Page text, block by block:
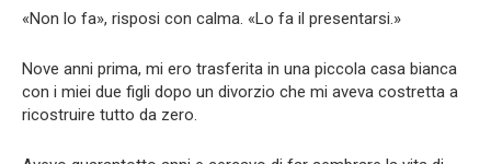
«Non lo fa», risposi con calma. «Lo fa il presentarsi.»
Nove anni prima, mi ero trasferita in una piccola casa bianca
con i miei due figli dopo un divorzio che mi aveva costretta a
ricostruire tutto da zero.